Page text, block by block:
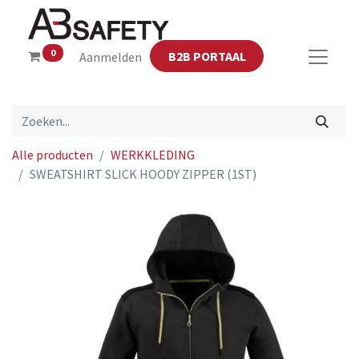
0 Aanmelden B2B PORTAAL
Alle producten
WERKKLEDING
SWEATSHIRT SLICK HOODY ZIPPER (1ST)